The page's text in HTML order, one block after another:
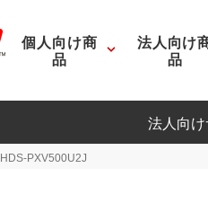
個人向け商
品
法人向け
品
法人向
HDS-PXV500U2J